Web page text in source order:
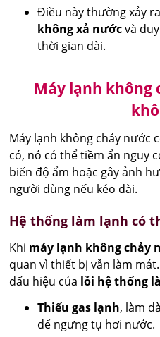
Điều này thường xảy
không xả nướcvà
thời gian dài.
Máy lạnh không
Máy lạnh không chảy nước
có, nó có thể tiềm ẩn nguy
biến độ ẩm hoặc gây ảnh
người dùng nếu kéo dài.
Hệ thống làm lạnh có
Khi máy lạnh không chảy
quan vì thiết bị vẫn làm
dấu hiệu của lỗi hệ thống
Thiếu gas lạnh, làm
để ngưng tụ hơi nước.